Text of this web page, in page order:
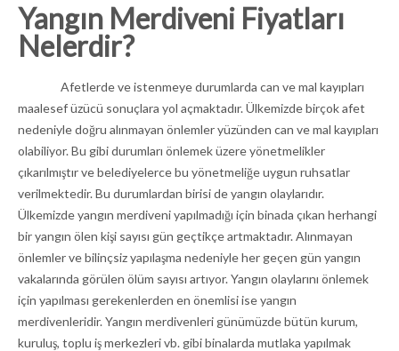
Yangın Merdiveni Fiyatları
Nelerdir?
Afetlerde ve istenmeye durumlarda can ve mal kayıpları
maalesef üzücü sonuçlara yol açmaktadır. Ülkemizde birçok afet
nedeniyle doğru alınmayan önlemler yüzünden can ve mal kayıpları
olabiliyor. Bu gibi durumları önlemek üzere yönetmelikler
çıkarılmıştır ve belediyelerce bu yönetmeliğe uygun ruhsatlar
verilmektedir. Bu durumlardan birisi de yangın olaylarıdır.
Ülkemizde yangın merdiveni yapılmadığı için binada çıkan herhangi
bir yangın ölen kişi sayısı gün geçtikçe artmaktadır. Alınmayan
önlemler ve bilinçsiz yapılaşma nedeniyle her geçen gün yangın
vakalarında görülen ölüm sayısı artıyor. Yangın olaylarını önlemek
için yapılması gerekenlerden en önemlisi ise yangın
merdivenleridir. Yangın merdivenleri günümüzde bütün kurum,
kuruluş, toplu iş merkezleri vb. gibi binalarda mutlaka yapılmak